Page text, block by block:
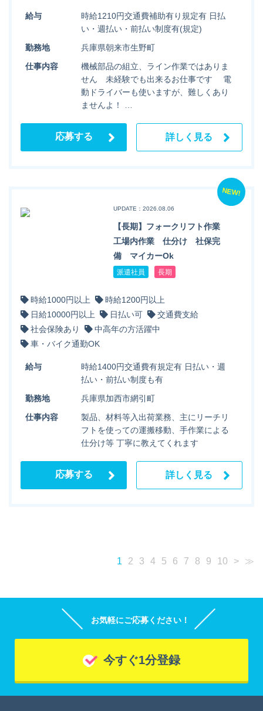
給与
時給1210円交通費補助有り規定有 日払
い・週払い・前払い制度有(規定)
勤務地
兵庫県朝来市生野町
仕事内容
機械部品の組立、ライン作業ではありま
せん 未経験でも出来るお仕事です 電
動ドライバーも使いますが、難しくあり
ませんよ！ …
応募する 詳しく見る
NEW!
UPDATE：2026.08.06
【長期】フォークリフト作業
工場内作業 仕分け 社保完
備 マイカーOk
派遣社員 長期
時給1000円以上
時給1200円以上
日給10000円以上
日払い可
交通費支給
社会保険あり
中高年の方活躍中
車・バイク通勤OK
給与
時給1400円交通費有規定有 日払い・週
払い・前払い制度も有
勤務地
兵庫県加西市網引町
仕事内容
製品、材料等入出荷業務、主にリーチリ
フトを使っての運搬移動、手作業による
仕分け等 丁寧に教えてくれます
応募する 詳しく見る
1 2 3 4 5 6 7 8 9 10 > ≫
お気軽にご応募ください！
今すぐ1分登録